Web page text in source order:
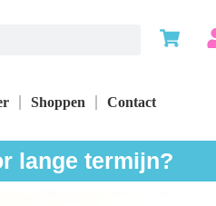
Shoppen Contact
lange termijn?